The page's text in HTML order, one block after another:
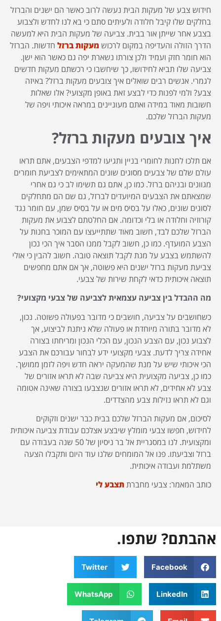
חידוש צבע של מעקות הבית נעשה לרוב כאשר הם ישנים והברזל
בחלקים שלו קיבל חלודה ולעיתים סתם כי בא לנו לחדש ולצבוע
בצבע אחר שייתן אור בבית. צביעה של מעקות הבית היא למעשה
הדרך הזולה והעדיפה במקום לרכושמעקות ברזל חדשות. הברזל
הוא חומר חזק ועמיד ולכן צורתו נשארת יפה גם כאשר הוא ישן.
צביעה שלו תביא לחידושו, כך שיחשבו כי רכשתם מעקות חדשים
לגמרי. אנשים רבים שואלים איך צובעים מעקות ברזל? באיזה
צבע? ולמי לפנות כדי לבצע זאת באופן מקצועי? אלו שאלות
חשובות מאוד במידה ואתם מעוניינים במראה איכותי ויפה של
מעקות הברזל שלכם.
איך צובעים מעקות ברזל?
אם תלכו לחנות לחומרי בניין ותגיעו למדפי הצבעים, אתם תראו
עולם שלם של צבעים מסוגים שונים המתאימים לצביעת חומרים
מגוונים ובניהם ברזל. כמו כן, אתם גם תשימו לב כי גם אחרי
שמצאתם את הצבעים המיועדים לברזל, גם שם הם מתחלקים
לסוגים שונים, כאלו על בסיס מים או על בסיס שמן, עם חומר נגד
קורוזיה וחלודה או בלי וכדומה. אם החלטתם לצבוע את מעקות
הברזל שלכם לבד, חשוב מאוד שתתייעצו עם המוכר בחנות על
הצבע המועדף. כמו כן, חשוב לקבל ממנו הסבר איך הכי נכון
להשתמש בצבע על מנת לקבל תוצאה טובה. חשוב להבין כי אולי
צביעת מעקות ברזל ישנים היא פשוטה, אך אם אתם מחפשים
תוצאה איכותית כדאי לקחת שירות של צבעי.
מה ההבדל בין צביעה עצמאית לצביעה של צבעי מקצועי?
כשחושבים על צביעה, חושבים כי מדובר בפעולה פשוטה. נכון,
לא מדובר בתורה מיוחדת או פעולה שלא ניתנת לביצוע, אך
לצבוע נכון, עם הצבע הנכון, עם הכלי הנכון ומריחתו בצורה
אחידה צריך לדעת. צבעי מקצועי ידע לבחור עבורכם את הצבע
הכי איכותי שיש על מנת שהמעקה יראה חדש ויפה לזמן ממושך.
כמו כן, צביעה מקצועית היא צביעה שבה לא תראו אזורים של
צבע לא אחידים, לא תראו אזורים שנצבעו בצורה שאינה אטומה
וגם לא תראו נזילות צבע מהצדדים.
לסיכום, אם מעקות הברזל שלכם בבית כבר ישנים וזקוקים
לחידוש, חפשו צבעי מומלץ שיבצע אצלכם עבודת צביעה איכותית
ומקצועית. לנו במסגריית אל בר ניסיון של 50 שנה בעבודה עם
ברזל וצביעתו. פנו אל המומחים שלנו עוד היום ותקבלו הצעה
משתלמת ועבודה איכותית.
כותב המאמר: צבעי מחברתתצבע לי
אהבתם? שתפו.
Facebook
Twitter
LinkedIn
WhatsApp